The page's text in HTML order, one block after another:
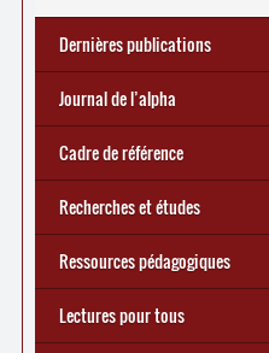
Dernières publications
Réforme des allocations de
d’une exclusion annoncée
🎬 L’alpha populaire : c’est
Statistiques 2025 sur les
Journal de l’alpha 241 (2
écrire demain
... Tous les articles
Journal de l’alpha
Cadre de référence
Recherches et études
Ressources pédagogiques
Lectures pour tous